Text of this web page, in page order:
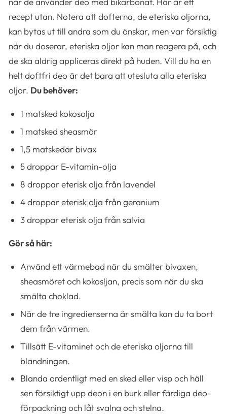
recept utan. Notera att dofterna, de eteriska oljorna,
kan bytas ut till andra som du önskar, men var försiktig
när du doserar, eteriska oljor kan man reagera på, och
de ska aldrig appliceras direkt på huden. Vill du ha en
helt doftfri deo är det bara att utesluta alla eteriska
oljor. Du behöver:
1 matsked kokosolja
1 matsked sheasmör
1,5 matskedar bivax
5 droppar E-vitamin-olja
8 droppar eterisk olja från lavendel
4 droppar eterisk olja från geranium
3 droppar eterisk olja från salvia
Gör så här:
Använd ett värmebad när du smälter bivaxen,
sheasmöret och kokosljan, precis som när du ska
smälta choklad.
När de tre ingredienserna är smälta kan du ta bort
dem från värmen.
Tillsätt E-vitaminet och de eteriska oljorna till
blandningen.
Blanda ordentligt med en sked eller visp och häll
sen försiktigt upp deon i en burk eller färdiga deo-
förpackning och låt svalna och stelna.